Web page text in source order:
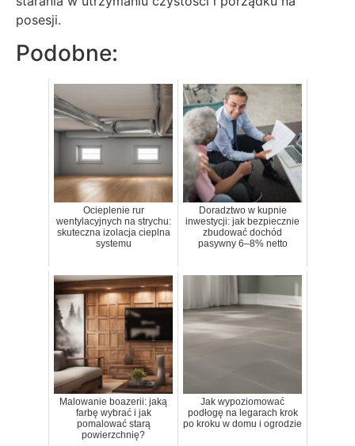
posesji.
Podobne:
Ocieplenie rur
wentylacyjnych na strychu:
skuteczna izolacja cieplna
systemu
Doradztwo w kupnie
inwestycji: jak bezpiecznie
zbudować dochód
pasywny 6–8% netto
Malowanie boazerii: jaką
farbę wybrać i jak
pomalować starą
powierzchnię?
Jak wypoziomować
podłogę na legarach krok
po kroku w domu i ogrodzie